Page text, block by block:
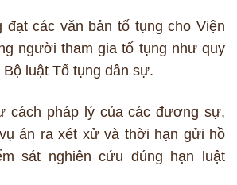
đạt các văn bản tố tụng cho Viện
người tham gia tố tụng như quy
luật Tố tụng dân sự.
cách pháp lý của các đương sự,
án ra xét xử và thời hạn gửi hồ
sát nghiên cứu đúng hạn luật